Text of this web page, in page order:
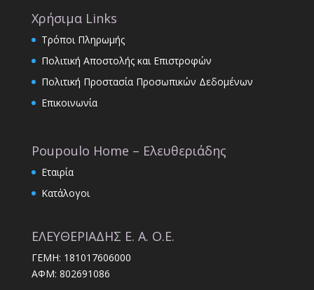
Χρήσιμα Links
Τρόποι Πληρωμής
Πολιτική Αποστολής και Επιστροφών
Πολιτική Προστασία Προσωπικών Δεδομένων
Επικοινωνία
Poupoulo Home – Ελευθεριάδης
Εταιρία
Κατάλογοι
ΕΛΕΥΘΕΡΙΑΔΗΣ Ε. Α. Ο.Ε.
ΓΕΜΗ: 181017606000
ΑΦΜ: 802691086